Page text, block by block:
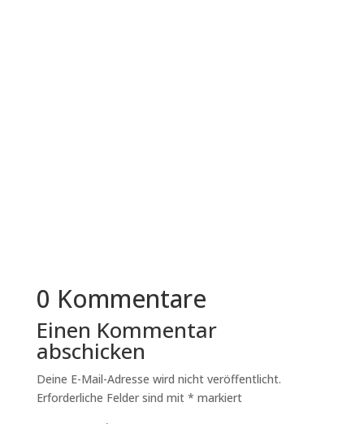
0 Kommentare
Einen Kommentar
abschicken
Deine E-Mail-Adresse wird nicht veröffentlicht.
Erforderliche Felder sind mit * markiert